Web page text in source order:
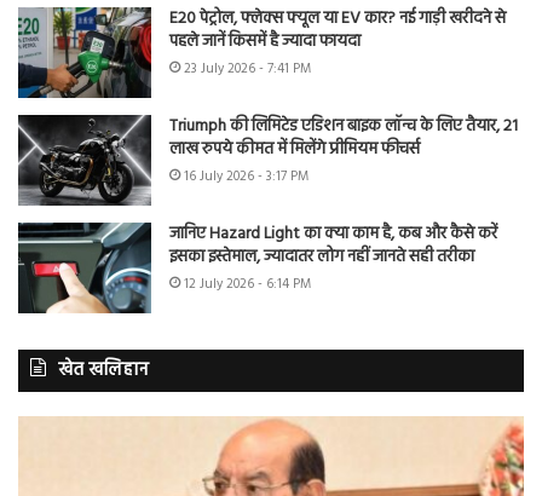
E20 पेट्रोल, फ्लेक्स फ्यूल या EV कार? नई गाड़ी खरीदने से
पहले जानें किसमें है ज्यादा फायदा
23 July 2026 - 7:41 PM
Triumph की लिमिटेड एडिशन बाइक लॉन्च के लिए तैयार, 21
लाख रुपये कीमत में मिलेंगे प्रीमियम फीचर्स
16 July 2026 - 3:17 PM
जानिए Hazard Light का क्या काम है, कब और कैसे करें
इसका इस्तेमाल, ज्यादातर लोग नहीं जानते सही तरीका
12 July 2026 - 6:14 PM
खेत खलिहान